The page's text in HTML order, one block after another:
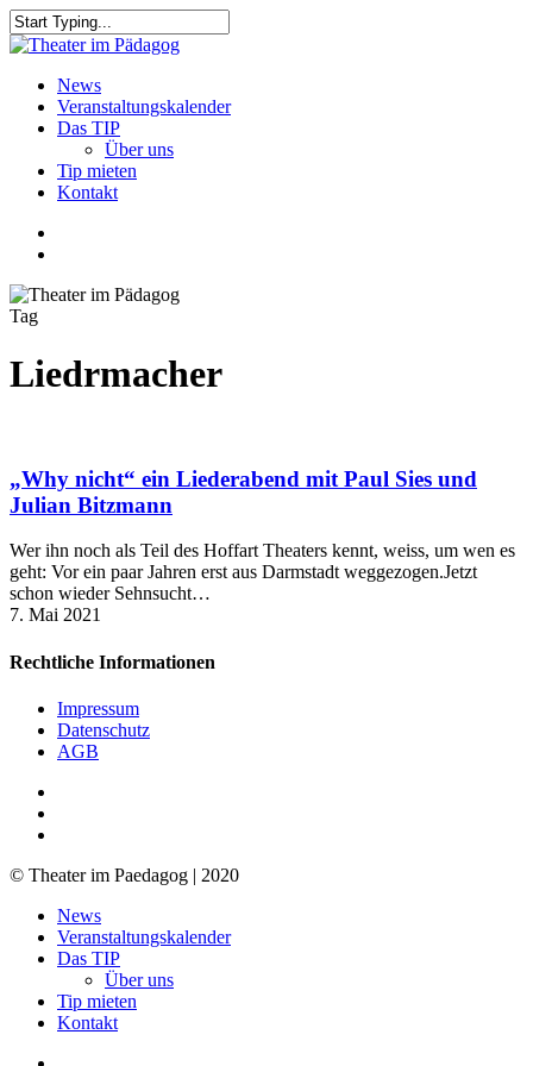
Skip
to
content
Close
search
Menu
News
Veranstaltungskalender
Das TIP
Über uns
Tip mieten
Kontakt
Tag
Liedrmacher
„Why nicht“ ein Liederabend mit Paul Sies und
Julian Bitzmann
Wer ihn noch als Teil des Hoffart Theaters kennt, weiss, um wen es
geht: Vor ein paar Jahren erst aus Darmstadt weggezogen.Jetzt
schon wieder Sehnsucht…
7. Mai 2021
Rechtliche Informationen
Impressum
Datenschutz
AGB
© Theater im Paedagog | 2020
Close
Menu
News
Veranstaltungskalender
Das TIP
Über uns
Tip mieten
Kontakt